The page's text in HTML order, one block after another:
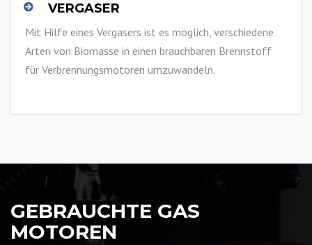
VERGASER
Mit Hilfe eines Vergasers ist es möglich, verschiedene
Arten von Biomasse in einen brauchbaren Brennstoff
für Verbrennungsmotoren umzuwandeln.
GEBRAUCHTE GAS
MOTOREN